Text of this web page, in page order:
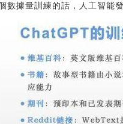
數據量訓練的話，人工智能